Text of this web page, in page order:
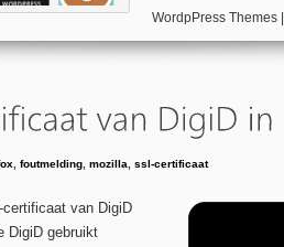
WordpPress Themes |
foutmelding mozilla ssl-certificaat
van DigiD
DigiD gebruikt